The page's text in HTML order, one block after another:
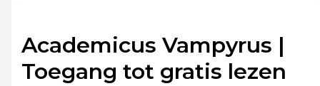
Academicus Vampyrus |
Toegang tot gratis lezen